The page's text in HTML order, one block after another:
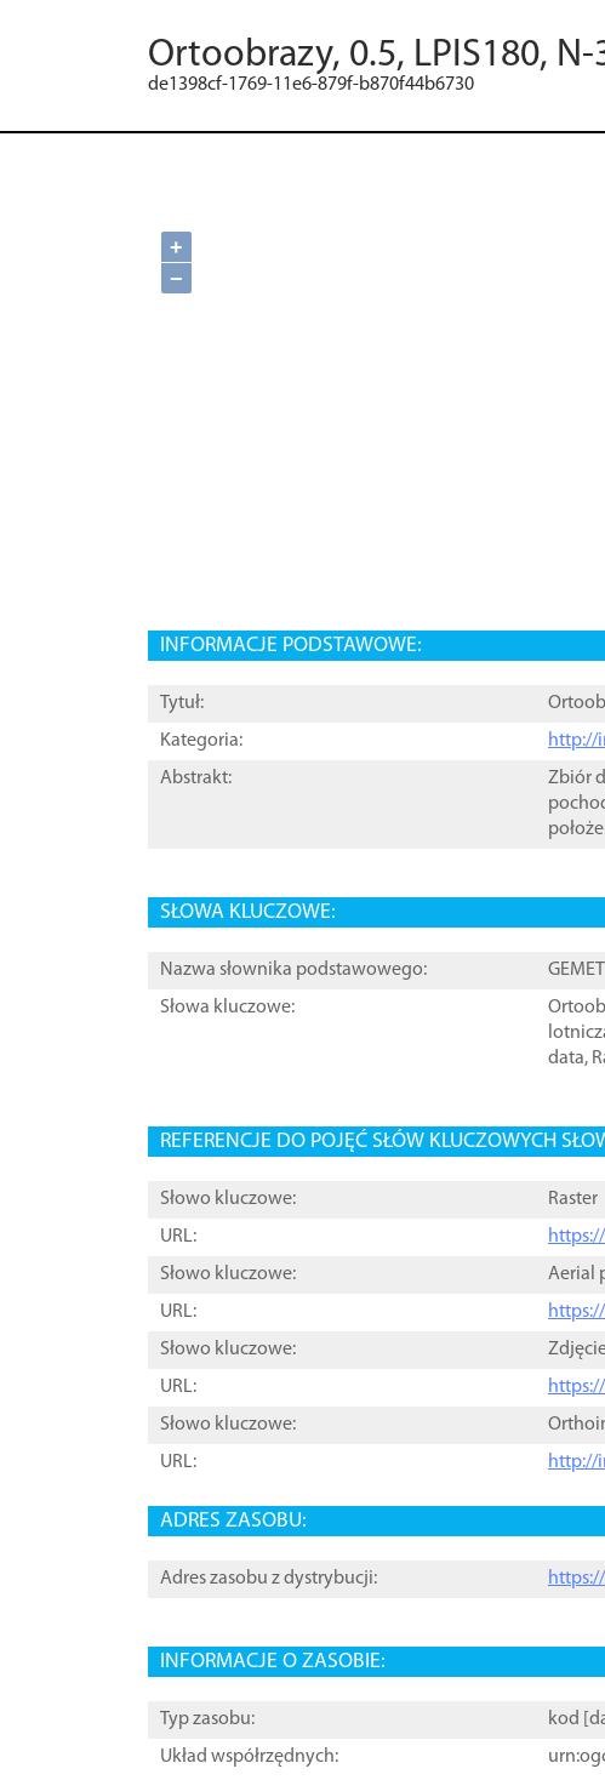
Ortoobrazy, 0.5, LPIS180,
de1398cf-1769-11e6-879f-b870f44b6730
+
−
INFORMACJE PODSTAWOWE:
Tytuł:
Kategoria:
http://
Abstrakt:
Zbiór
SŁOWA KLUCZOWE:
Nazwa słownika podstawowego:
Słowa kluczowe:
data,
REFERENCJE DO POJĘĆ SŁÓW KLUCZOWYCH
Słowo kluczowe:
Raster
URL:
Słowo kluczowe:
Aerial
URL:
Słowo kluczowe:
URL:
Słowo kluczowe:
URL:
http://
ADRES ZASOBU:
Adres zasobu z dystrybucji:
INFORMACJE O ZASOBIE:
Typ zasobu: kod [
Układ współrzędnych: